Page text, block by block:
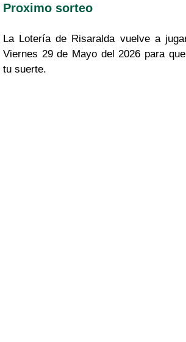
Proximo sorteo
La Lotería de Risaralda vuelve a
Viernes 29 de Mayo del 2026 para
tu suerte.